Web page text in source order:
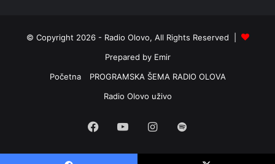
© Copyright 2026 - Radio Olovo, All Rights Reserved |
Prepared by Emir
Početna
PROGRAMSKA ŠEMA RADIO OLOVA
Radio Olovo uživo
Facebook
YouTubeInstagram
Spotify